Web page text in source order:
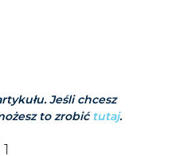
Jeśli chcesz
to zrobićtutaj.
1